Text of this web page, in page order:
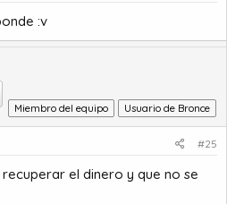
:v
Miembro del equipo Usuario de Bronce
#25
el dinero y que no se